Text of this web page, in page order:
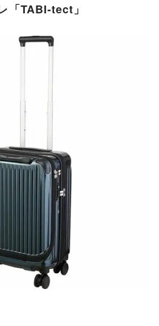
「TABI-tect」